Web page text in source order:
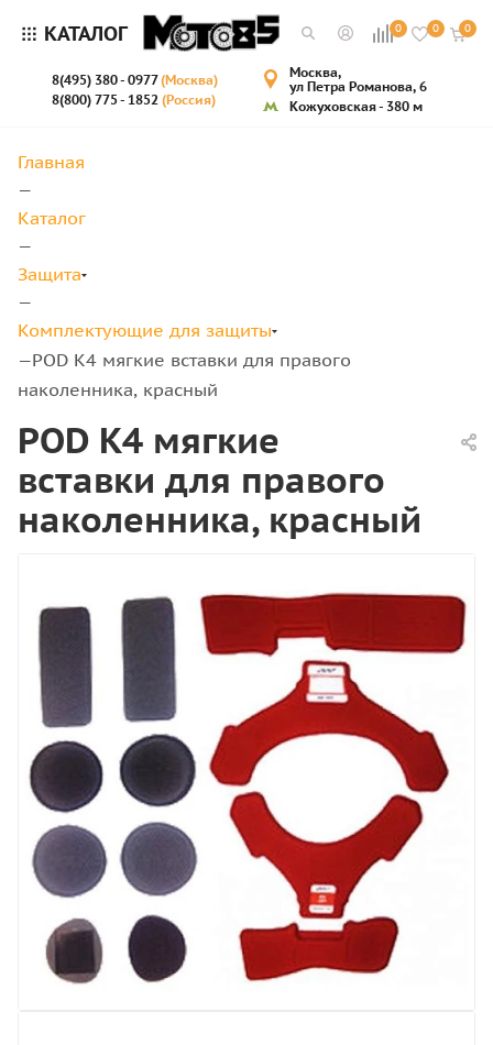
КАТАЛОГ 0 0 0
8(495) 380 - 0977(Москва)
8(800) 775 - 1852 (Россия)
Москва,
ул Петра Романова, 6
Кожуховская - 380 м
Главная
—
Каталог
—
Защита
—
Комплектующие для защиты
—POD K4 мягкие вставки для правого
наколенника, красный
POD K4 мягкие
вставки для правого
наколенника, красный